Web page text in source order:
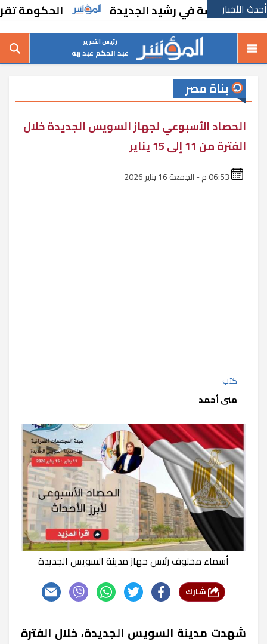
أحدث الأخبار
مدرسة في رشيد الجديدة الحكومة تقر
رئيس التحرير
عبد الحكم عبد ربه
بناة مصر
الحصاد الأسبوعي لجهاز السويس الجديدة خلال
الفترة من 11 إلى 15 يناير
كتب
منى أحمد
أسماء مخلوف رئيس جهاز مدينة السويس الجديدة
شهدت مدينة السويس الجديدة، خلال الفترة